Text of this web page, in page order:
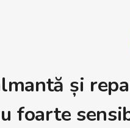
și
foarte